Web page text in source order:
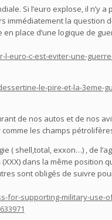
Si l’euro explose, il n’y
immédiatement la question
place d’une logique de
c-est-eviter-une-
le-pire-et-la-3eme-
de nos autos et de nos
les champs
( shell,total, exxon…) , de
dans la même position
sont obligés de suivre
for-supporting-military-use-